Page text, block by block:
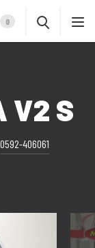
0
V2 S
0592-406061